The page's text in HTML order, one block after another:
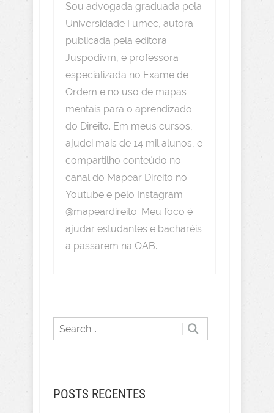
Sou advogada graduada pela
Universidade Fumec, autora
publicada pela editora
Juspodivm, e professora
especializada no Exame de
Ordem e no uso de mapas
mentais para o aprendizado
do Direito. Em meus cursos,
ajudei mais de 14 mil alunos, e
compartilho conteúdo no
canal do Mapear Direito no
Youtube e pelo Instagram
@mapeardireito. Meu foco é
ajudar estudantes e bacharéis
a passarem na OAB.
POSTS RECENTES